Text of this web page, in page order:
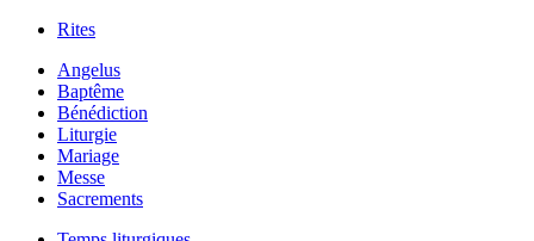
Rites
Angelus
Baptême
Bénédiction
Liturgie
Mariage
Messe
Sacrements